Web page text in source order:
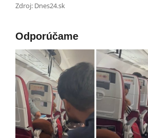
Zdroj: Dnes24.sk
Odporúčame